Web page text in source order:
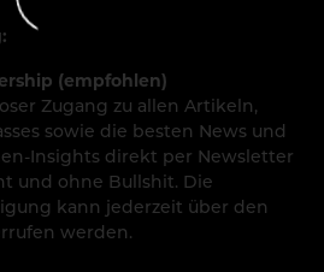
(empfohlen)
Zugang zu allen Artikeln,
sowie die besten News und
Insights direkt per Newsletter
und ohne Bullshit. Die
kann jederzeit über den
werden.